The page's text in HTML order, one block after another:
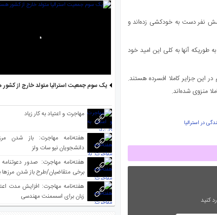
شش نفر دست به خودکشی زده‌اند و
طوریکه آنها به کلی این امید خود
این جزایر کاملا افسرده هستند.
منزوی شده‌اند.
در استرالیا
کنید
یک سوم جمعیت استرالیا متولد خارج از
مهاجرت و اعتیاد به کار زیاد
هفته‌نامه مهاجرت: باز شدن
دانشجویان نیو سات ولز
برخی متقاضیان/طرح باز شدن مرزها
واکسینه شده
هفته‌نامه مهاجرت: افزایش مدت
زبان برای اسسمنت مهندسی